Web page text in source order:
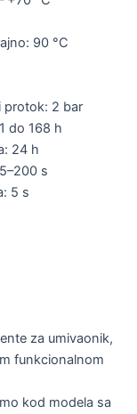
90 °C
protok: 2 bar
do 168 h
24 h
s
5 s
za umivaonik,
funkcionalnom
kod modela sa